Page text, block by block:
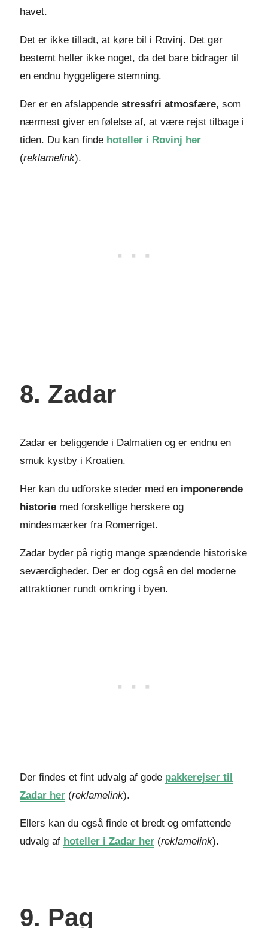
havet.
Det er ikke tilladt, at køre bil i Rovinj. Det gør
bestemt heller ikke noget, da det bare bidrager til
en endnu hyggeligere stemning.
Der er en afslappende stressfri atmosfære, som
nærmest giver en følelse af, at være rejst tilbage i
tiden. Du kan finde hoteller i Rovinj her
(reklamelink).
8. Zadar
Zadar er beliggende i Dalmatien og er endnu en
smuk kystby i Kroatien.
Her kan du udforske steder med en imponerende
historie med forskellige herskere og
mindesmærker fra Romerriget.
Zadar byder på rigtig mange spændende historiske
seværdigheder. Der er dog også en del moderne
attraktioner rundt omkring i byen.
Der findes et fint udvalg af gode pakkerejser til
Zadar her (reklamelink).
Ellers kan du også finde et bredt og omfattende
udvalg af hoteller i Zadar her (reklamelink).
9. Pag